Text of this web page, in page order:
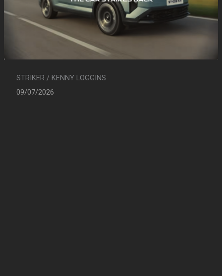
STRIKER / KENNY LOGGINS
09/07/2026